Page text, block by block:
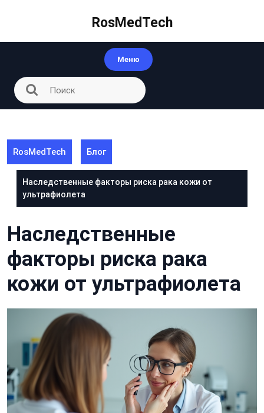
RosMedTech
Меню
RosMedTech Блог
Наследственные факторы риска рака кожи от
ультрафиолета
Наследственные
факторы риска рака
кожи от ультрафиолета